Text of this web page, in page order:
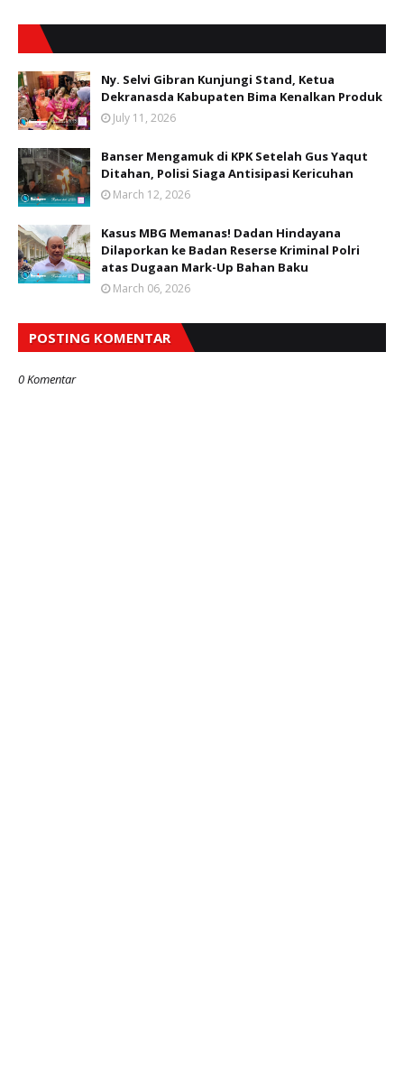
Ny. Selvi Gibran Kunjungi Stand, Ketua
Dekranasda Kabupaten Bima Kenalkan Produk
July 11, 2026
Banser Mengamuk di KPK Setelah Gus Yaqut
Ditahan, Polisi Siaga Antisipasi Kericuhan
March 12, 2026
Kasus MBG Memanas! Dadan Hindayana
Dilaporkan ke Badan Reserse Kriminal Polri
atas Dugaan Mark-Up Bahan Baku
March 06, 2026
POSTING KOMENTAR
0 Komentar